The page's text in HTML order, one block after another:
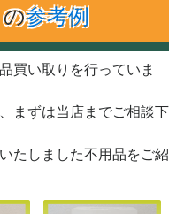
参考例
買い取りを行っていま
まずは当店までご相談下
たしました不用品をご紹